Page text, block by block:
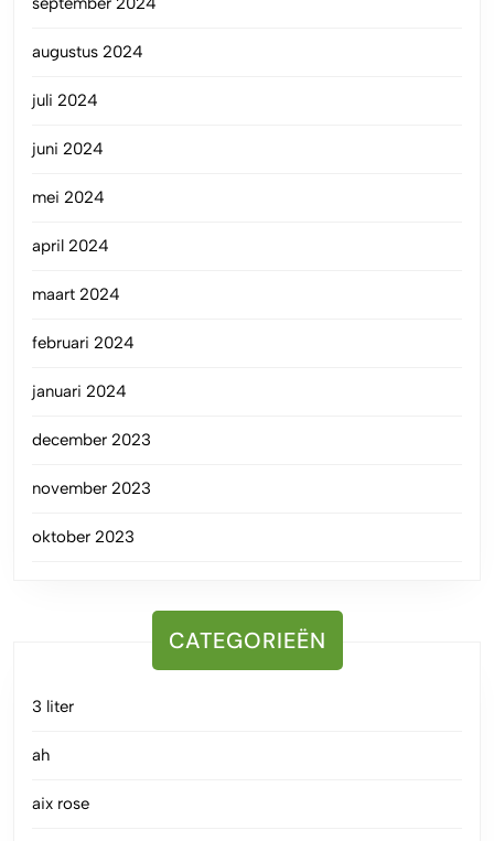
augustus 2024
juli 2024
juni 2024
mei 2024
april 2024
maart 2024
februari 2024
januari 2024
december 2023
november 2023
oktober 2023
CATEGORIEËN
3 liter
ah
aix rose